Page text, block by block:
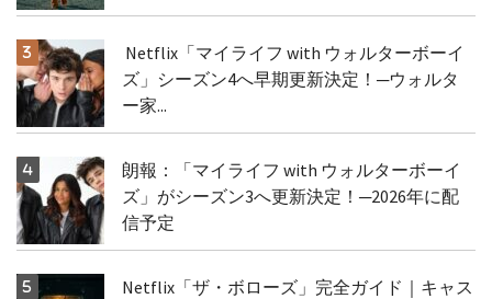
Netflix「マイライフ with ウォルターボーイ
ズ」シーズン4へ早期更新決定！─ウォルタ
ー家...
朗報：「マイライフ with ウォルターボーイ
ズ」がシーズン3へ更新決定！─2026年に配
信予定
Netflix「ザ・ボローズ」完全ガイド｜キャス